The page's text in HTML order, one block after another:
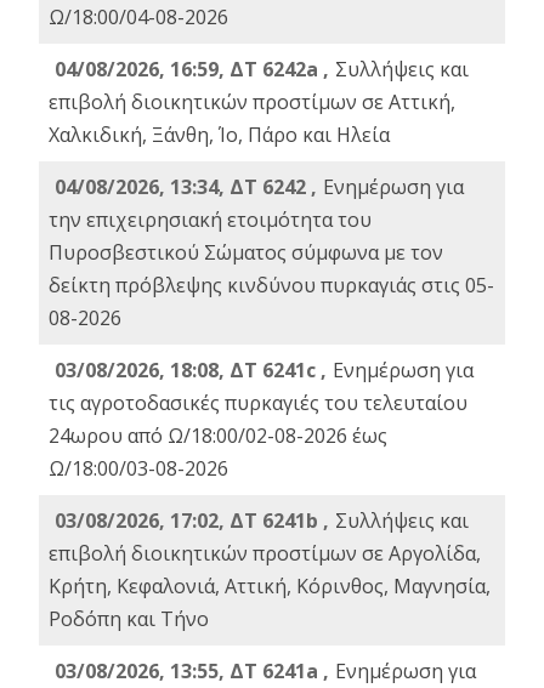
Ω/18:00/04-08-2026
04/08/2026, 16:59, ΔΤ 6242a , Συλλήψεις και
επιβολή διοικητικών προστίμων σε Αττική,
Χαλκιδική, Ξάνθη, Ίο, Πάρο και Ηλεία
04/08/2026, 13:34, ΔΤ 6242 , Ενημέρωση για
την επιχειρησιακή ετοιμότητα του
Πυροσβεστικού Σώματος σύμφωνα με τον
δείκτη πρόβλεψης κινδύνου πυρκαγιάς στις 05-
08-2026
03/08/2026, 18:08, ΔΤ 6241c , Ενημέρωση για
τις αγροτοδασικές πυρκαγιές του τελευταίου
24ωρου από Ω/18:00/02-08-2026 έως
Ω/18:00/03-08-2026
03/08/2026, 17:02, ΔΤ 6241b , Συλλήψεις και
επιβολή διοικητικών προστίμων σε Αργολίδα,
Κρήτη, Κεφαλονιά, Αττική, Κόρινθος, Μαγνησία,
Ροδόπη και Τήνο
03/08/2026, 13:55, ΔΤ 6241a , Ενημέρωση για